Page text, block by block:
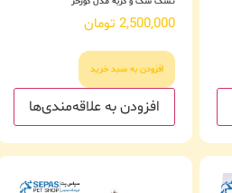
2,500,000 تومان
افزودن به سبد خرید
افزودن به علاقه‌مندی‌ها